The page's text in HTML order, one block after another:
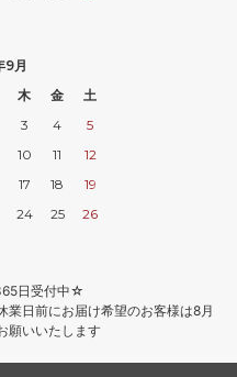
9月
木 金
土
3 4
5
10 11
12
17 18
19
24 25
26
日受付中☆
日前にお届け希望のお客様は8月
願いいたします